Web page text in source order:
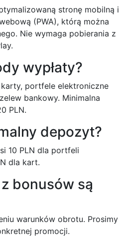
stronę mobilną i
(PWA), którą można
Nie wymaga pobierania z
wypłaty?
portfele elektroniczne
bankowy. Minimalna
PLN.
depozyt?
10 PLN dla portfeli
dla kart.
bonusów są
warunków obrotu. Prosimy
promocji.